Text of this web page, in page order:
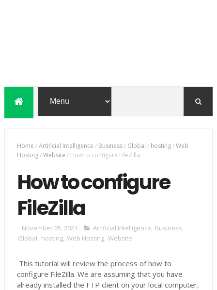
Home /Artificial Intelligence / Business/ Global / hosting/Web
Hosting/Website / How to configure FileZilla
How to configure
FileZilla
November 05, 2021 Artificial Intelligence, Business,
Global, hosting, Web Hosting, Website
This tutorial will review the process of how to
configure FileZilla. We are assuming that you have
already installed the FTP client on your local computer,